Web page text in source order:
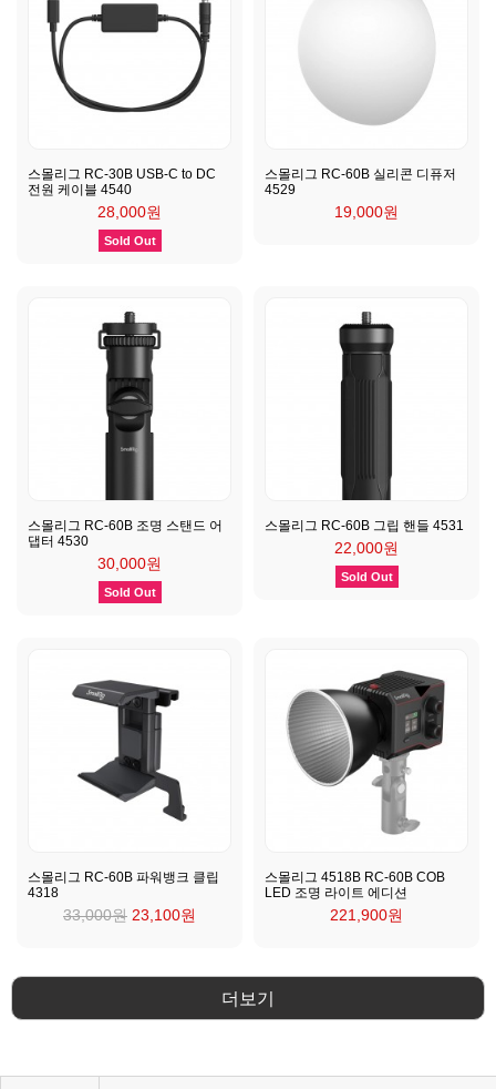
스몰리그 RC-30B USB-C to DC
전원 케이블 4540
28,000원
Sold Out
스몰리그 RC-60B 실리콘 디퓨저
4529
19,000원
스몰리그 RC-60B 조명 스탠드 어
댑터 4530
30,000원
Sold Out
스몰리그 RC-60B 그립 핸들 4531
22,000원
Sold Out
스몰리그 RC-60B 파워뱅크 클립
4318
33,000원 23,100원
스몰리그 4518B RC-60B COB
LED 조명 라이트 에디션
221,900원
더보기
KPP 브랜드 품질 보증 안내